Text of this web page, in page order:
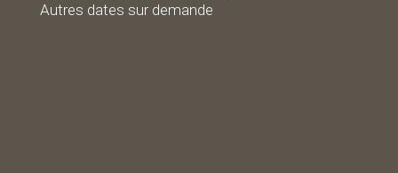
Autres dates sur demande